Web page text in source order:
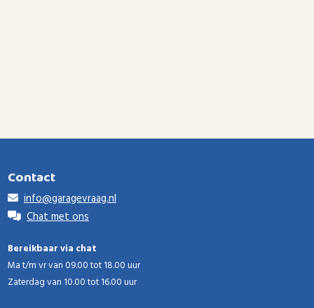
Contact
info@garagevraag.nl
Chat met ons
Bereikbaar via chat
Ma t/m vr van 09.00 tot 18.00 uur
Zaterdag van 10.00 tot 16.00 uur